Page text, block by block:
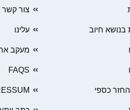
בנושא חיוב
כספי
צור קשר
עלינו
מעקב
FAQS